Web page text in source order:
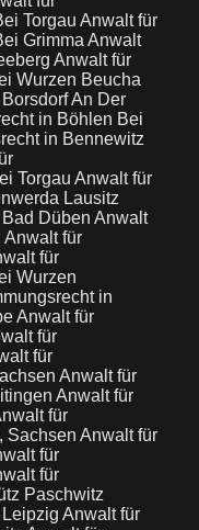
Torgau Anwalt für
Grimma Anwalt
Anwalt für
Wurzen Beucha
An Der
in Böhlen Bei
in Bennewitz
Torgau Anwalt für
Lausitz
Düben Anwalt
Anwalt für
für
Wurzen
in
Anwalt für
für
für
Anwalt für
Anwalt für
für
Sachsen Anwalt für
für
für
Paschwitz
Anwalt für